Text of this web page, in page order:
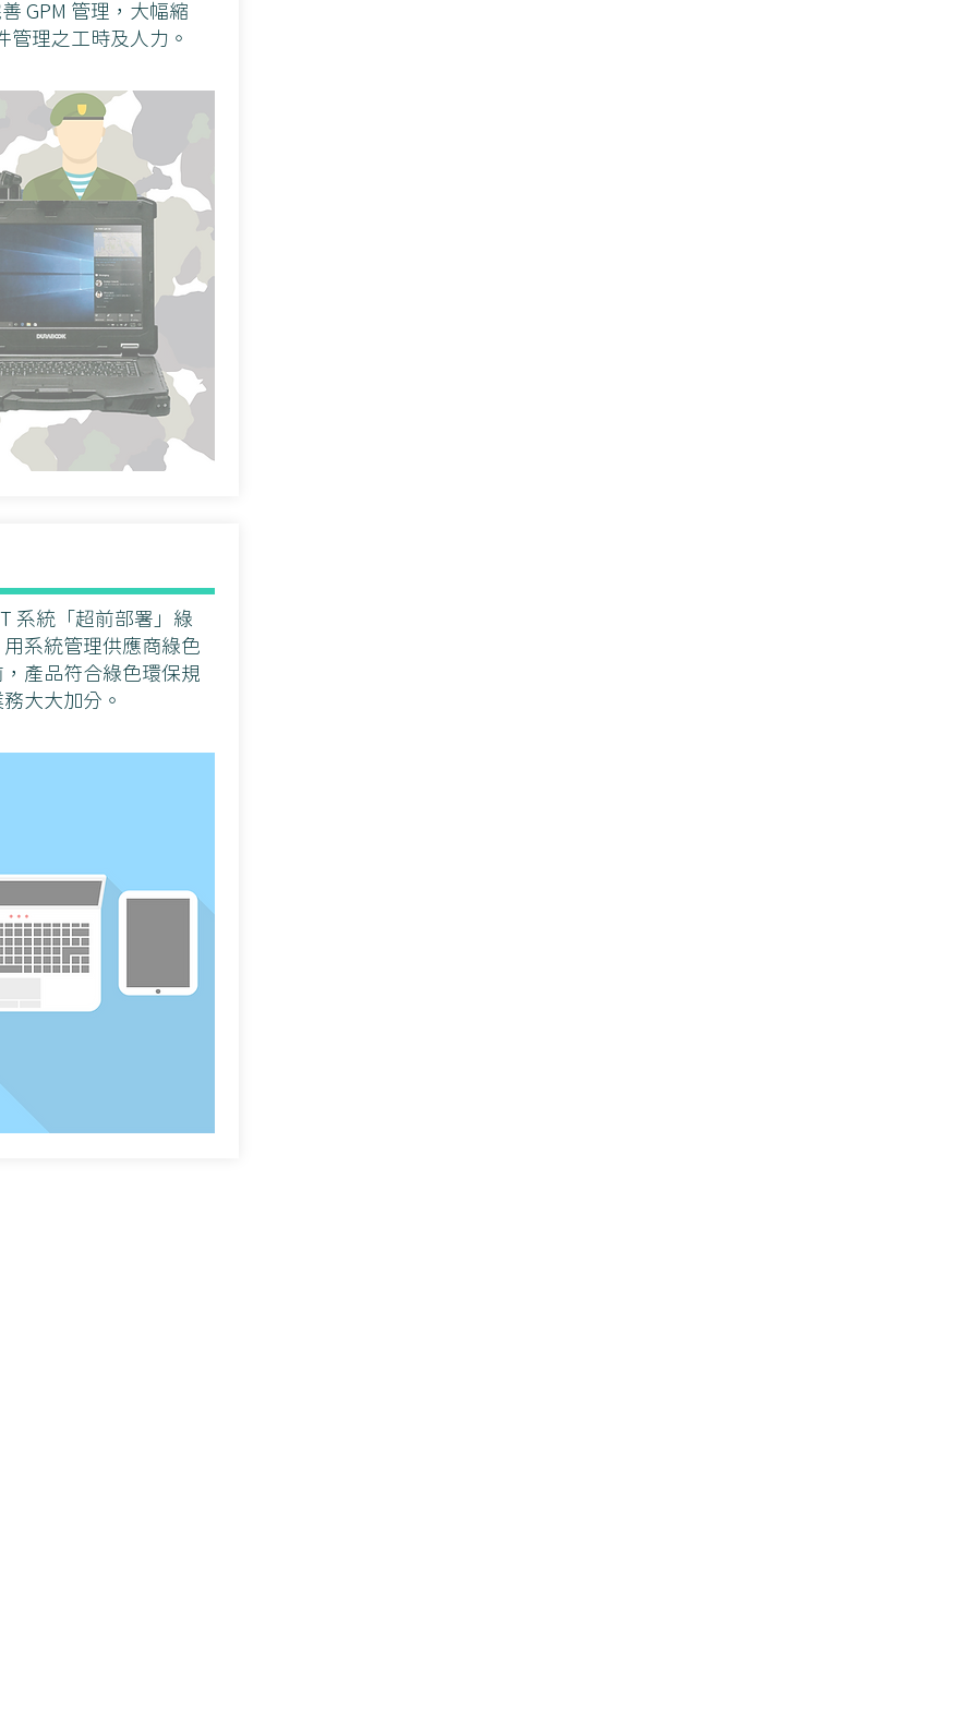
GPM 管理，大幅縮
管理之工時及人力。
系統「超前部署」綠
系統管理供應商綠色
產品符合綠色環保規
大大加分。